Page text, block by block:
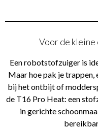
Voor de kleine
Een robotstofzuiger is
Maar hoe pak je trappen,
bij het ontbijt of
de T16 Pro Heat: een
in gerichte